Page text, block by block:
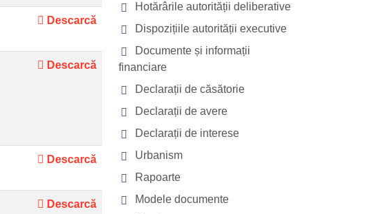
Descarcă
Descarcă
Descarcă
Descarcă
Hotărârile autorității deliberative
Dispozițiile autorității executive
Documente și informații
financiare
Declarații de căsătorie
Declarații de avere
Declarații de interese
Urbanism
Rapoarte
Modele documente